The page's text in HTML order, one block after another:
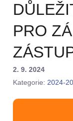
PRO
2. 9. 2024
Kategorie: 2024-